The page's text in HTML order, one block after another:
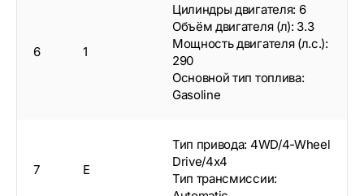
6 1
Цилиндры двигателя: 6
Объём двигателя (л): 3.3
Мощность двигателя (л.с.):
290
Основной тип топлива:
Gasoline
7 E
Тип привода: 4WD/4-Wheel
Drive/4x4
Тип трансмиссии: